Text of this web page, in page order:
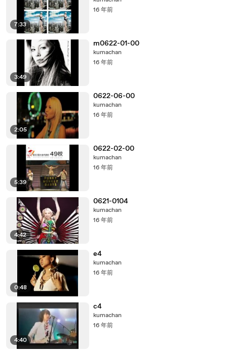
7:33
16 年前
3:49
m0622-01-00
kumachan
16 年前
2:05
0622-06-00
kumachan
16 年前
5:39
0622-02-00
kumachan
16 年前
4:42
0621-0104
kumachan
16 年前
0:48
e4
kumachan
16 年前
4:40
c4
kumachan
16 年前